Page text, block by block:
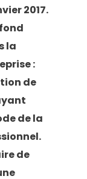
2017.
la
:
de
de la
de